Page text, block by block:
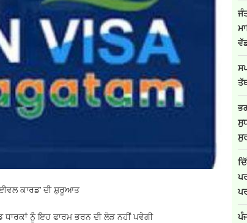
ਕਾਰਡ’ ਦੀ ਸ਼ੁਰੂਆਤ
ਨੂੰ ਇਹ ਫਾਰਮ ਭਰਨ ਦੀ ਲੋੜ ਨਹੀਂ ਪਵੇਗੀ